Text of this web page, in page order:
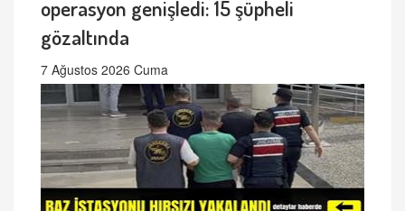
operasyon genişledi: 15 şüpheli
gözaltında
7 Ağustos 2026 Cuma